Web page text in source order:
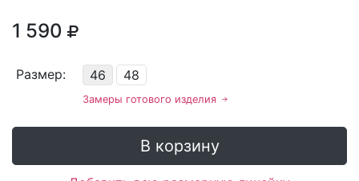
1 590
Размер: 46 48
Замеры готового изделия
В корзину